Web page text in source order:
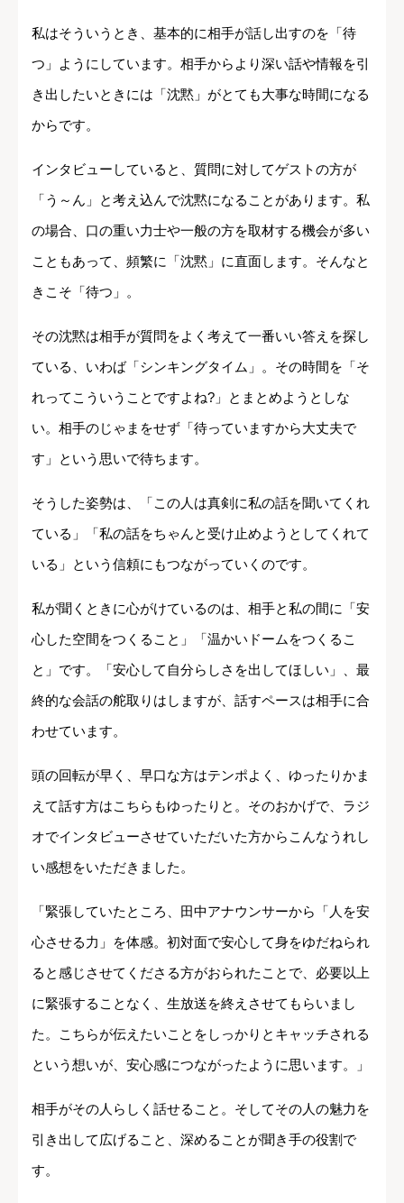
私はそういうとき、基本的に相手が話し出すのを「待
つ」ようにしています。相手からより深い話や情報を引
き出したいときには「沈黙」がとても大事な時間になる
からです。
インタビューしていると、質問に対してゲストの方が
「う～ん」と考え込んで沈黙になることがあります。私
の場合、口の重い力士や一般の方を取材する機会が多い
こともあって、頻繁に「沈黙」に直面します。そんなと
きこそ「待つ」。
その沈黙は相手が質問をよく考えて一番いい答えを探し
ている、いわば「シンキングタイム」。その時間を「そ
れってこういうことですよね?」とまとめようとしな
い。相手のじゃまをせず「待っていますから大丈夫で
す」という思いで待ちます。
そうした姿勢は、「この人は真剣に私の話を聞いてくれ
ている」「私の話をちゃんと受け止めようとしてくれて
いる」という信頼にもつながっていくのです。
私が聞くときに心がけているのは、相手と私の間に「安
心した空間をつくること」「温かいドームをつくるこ
と」です。「安心して自分らしさを出してほしい」、最
終的な会話の舵取りはしますが、話すペースは相手に合
わせています。
頭の回転が早く、早口な方はテンポよく、ゆったりかま
えて話す方はこちらもゆったりと。そのおかげで、ラジ
オでインタビューさせていただいた方からこんなうれし
い感想をいただきました。
「緊張していたところ、田中アナウンサーから「人を安
心させる力」を体感。初対面で安心して身をゆだねられ
ると感じさせてくださる方がおられたことで、必要以上
に緊張することなく、生放送を終えさせてもらいまし
た。こちらが伝えたいことをしっかりとキャッチされる
という想いが、安心感につながったように思います。」
相手がその人らしく話せること。そしてその人の魅力を
引き出して広げること、深めることが聞き手の役割で
す。